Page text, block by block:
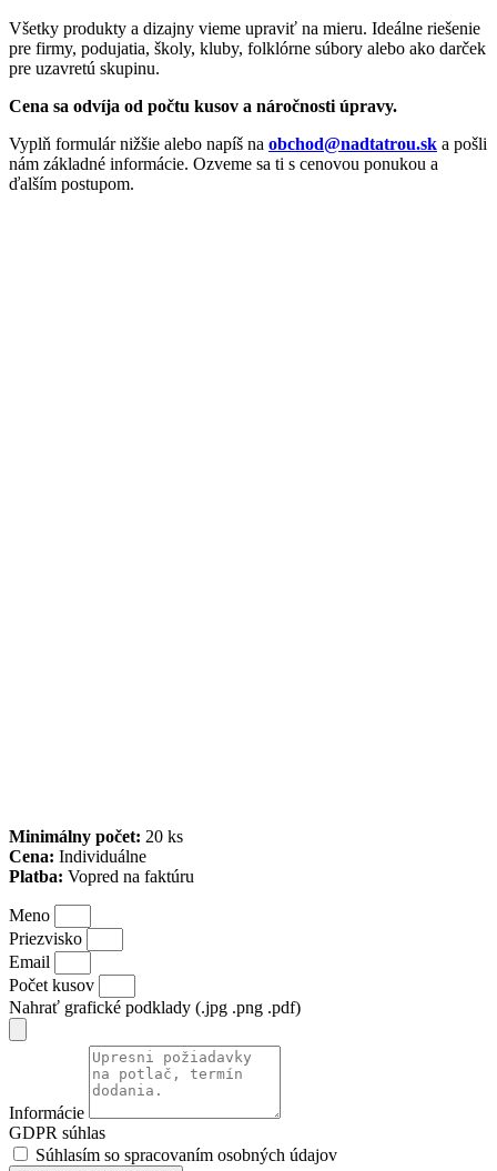
Všetky produkty a dizajny vieme upraviť na mieru. Ideálne riešenie
pre firmy, podujatia, školy, kluby, folklórne súbory alebo ako darček
pre uzavretú skupinu.
Cena sa odvíja od počtu kusov a náročnosti úpravy.
Vyplň formulár nižšie alebo napíš na obchod@nadtatrou.sk a pošli
nám základné informácie. Ozveme sa ti s cenovou ponukou a
ďalším postupom.
Minimálny počet: 20 ks
Cena: Individuálne
Platba: Vopred na faktúru
Meno
Priezvisko
Email
Počet kusov
Nahrať grafické podklady (.jpg .png .pdf)
Informácie
GDPR súhlas
Súhlasím so spracovaním osobných údajov